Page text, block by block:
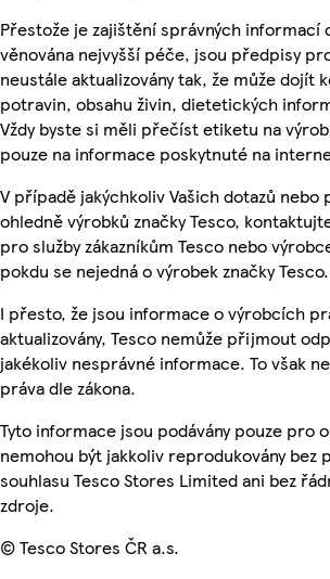
Přestože je zajištění správných informací
věnována nejvyšší péče, jsou předpisy
neustále aktualizovány tak, že může dojít
potravin, obsahu živin, dietetických
Vždy byste si měli přečíst etiketu na
pouze na informace poskytnuté na
V případě jakýchkoliv Vašich dotazů nebo
ohledně výrobků značky Tesco,
pro služby zákazníkům Tesco nebo
pokdu se nejedná o výrobek značky Tesco.
I přesto, že jsou informace o výrobcích
aktualizovány, Tesco nemůže přijmout
jakékoliv nesprávné informace. To však
práva dle zákona.
Tyto informace jsou podávány pouze pro
nemohou být jakkoliv reprodukovány bez
souhlasu Tesco Stores Limited ani bez
zdroje.
© Tesco Stores ČR a.s.